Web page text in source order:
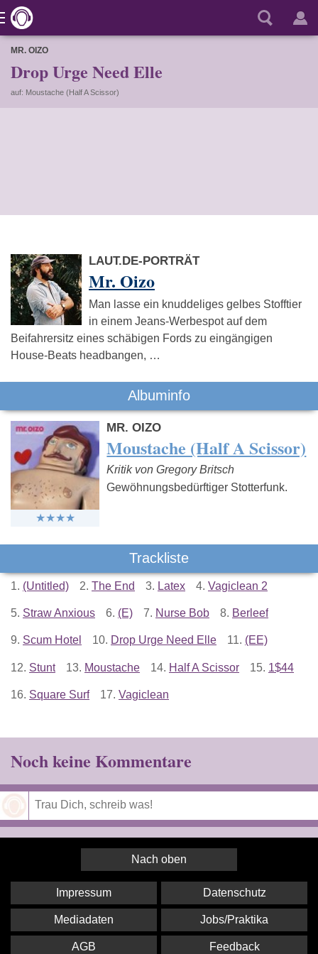
MR. OIZO
Drop Urge Need Elle
auf: Moustache (Half A Scissor)
LAUT.DE-PORTRÄT
Mr. Oizo
Man lasse ein knuddeliges gelbes Stofftier
in einem Jeans-Werbespot auf dem
Beifahrersitz eines schäbigen Fords zu eingängigen
House-Beats headbangen, …
Albuminfo
MR. OIZO
Moustache (Half A Scissor)
Kritik von Gregory Britsch
Gewöhnungsbedürftiger Stotterfunk.
Trackliste
1. (Untitled) 2. The End 3. Latex 4. Vagiclean 2
5. Straw Anxious 6. (E) 7. Nurse Bob 8. Berleef
9. Scum Hotel 10. Drop Urge Need Elle 11. (EE)
12. Stunt 13. Moustache 14. Half A Scissor 15. 1$44
16. Square Surf 17. Vagiclean
Noch keine Kommentare
Nach oben
Impressum Datenschutz
Mediadaten Jobs/Praktika
AGB Feedback